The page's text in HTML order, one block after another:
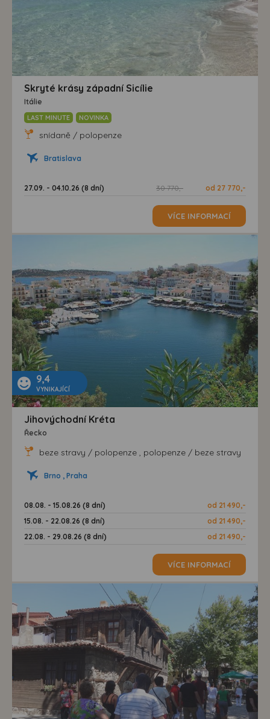
Skryté krásy západní Sicílie
Itálie
LAST MINUTE NOVINKA
snídaně / polopenze
Bratislava
27.09. - 04.10.26 (8 dní) 30 770,- od 27 770,-
VÍCE INFORMACÍ
9,4
VYNIKAJÍCÍ
Jihovýchodní Kréta
Řecko
beze stravy / polopenze , polopenze / beze stravy
Brno , Praha
08.08. - 15.08.26 (8 dní)
od 21 490,-
15.08. - 22.08.26 (8 dní)
od 21 490,-
22.08. - 29.08.26 (8 dní)
od 21 490,-
VÍCE INFORMACÍ